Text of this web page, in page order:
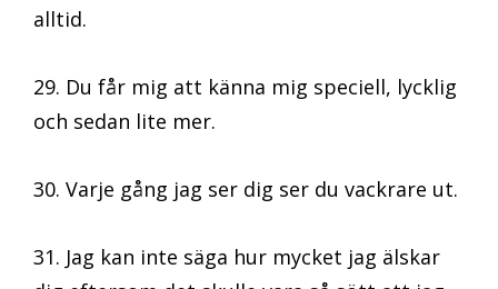
alltid.
29. Du får mig att känna mig speciell, lycklig
och sedan lite mer.
30. Varje gång jag ser dig ser du vackrare ut.
31. Jag kan inte säga hur mycket jag älskar